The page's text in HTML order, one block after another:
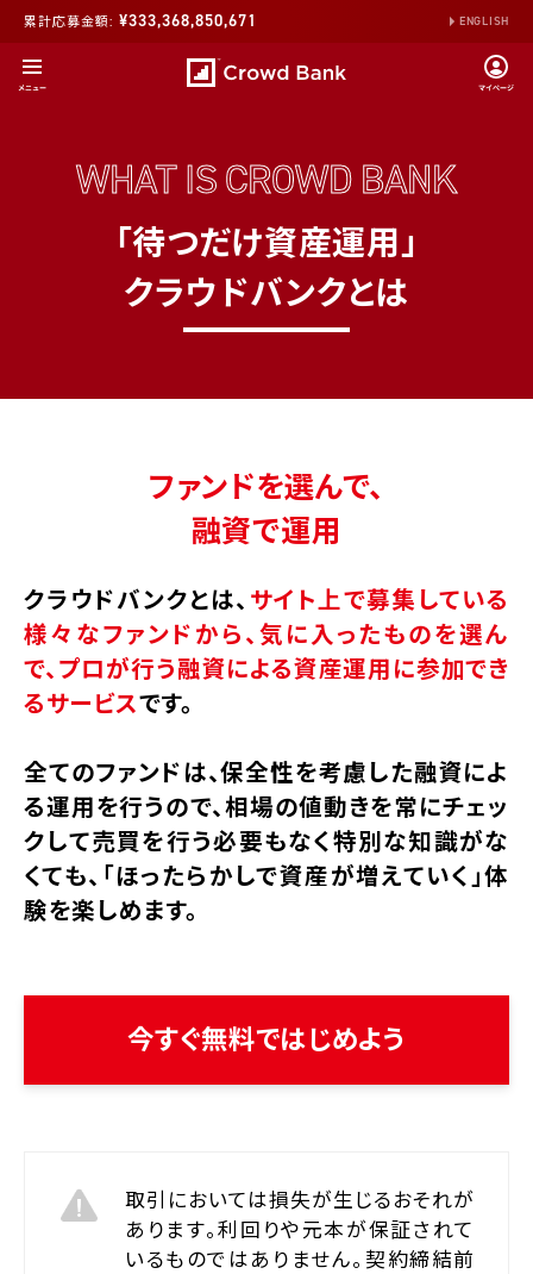
累計応募金額: ¥333,368,850,671 ENGLISH
WHAT ISCROWD BANK
「待つだけ資産運用」
クラウドバンクとは
ファンドを選んで、
融資で運用
クラウドバンクとは、 サイト上で募集している
様々なファンドから、気に入ったものを選ん
で、プロが行う融資による資産運用に参加でき
るサービスです。
全てのファンドは、保全性を考慮した融資によ
る運用を行うので、相場の値動きを常にチェッ
クして売買を行う必要もなく特別な知識がな
くても、 「ほったらかしで資産が増えていく」体
験を楽しめます。
今すぐ無料ではじめよう
取引においては損失が生じるおそれが
あります。利回りや元本が保証されて
いるものではありません。 契約締結前